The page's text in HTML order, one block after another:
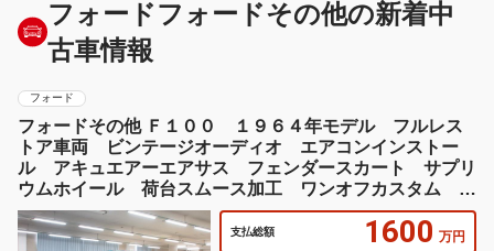
フォードフォードその他の新着中
古車情報
フォード
フォードその他 Ｆ１００ １９６４年モデル フルレス
トア車両 ビンテージオーディオ エアコンインストー
ル アキュエアーエアサス フェンダースカート サプリ
ウムホイール 荷台スムース加工 ワンオフカスタム ワ
ンオフコンソール
支払総額 1600 万円